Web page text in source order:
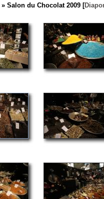
» Salon du Chocolat 2009 [